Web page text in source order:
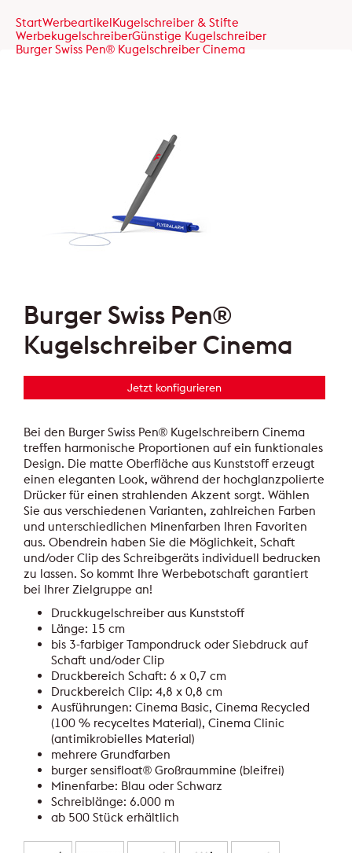
StartWerbeartikelKugelschreiber & Stifte
WerbekugelschreiberGünstige Kugelschreiber
Burger Swiss Pen® Kugelschreiber Cinema
Burger Swiss Pen®
Kugelschreiber Cinema
Jetzt konfigurieren
Bei den Burger Swiss Pen® Kugelschreibern Cinema
treffen harmonische Proportionen auf ein funktionales
Design. Die matte Oberfläche aus Kunststoff erzeugt
einen eleganten Look, während der hochglanzpolierte
Drücker für einen strahlenden Akzent sorgt. Wählen
Sie aus verschiedenen Varianten, zahlreichen Farben
und unterschiedlichen Minenfarben Ihren Favoriten
aus. Obendrein haben Sie die Möglichkeit, Schaft
und/oder Clip des Schreibgeräts individuell bedrucken
zu lassen. So kommt Ihre Werbebotschaft garantiert
bei Ihrer Zielgruppe an!
Druckkugelschreiber aus Kunststoff
Länge: 15 cm
bis 3-farbiger Tampondruck oder Siebdruck auf
Schaft und/oder Clip
Druckbereich Schaft: 6 x 0,7 cm
Druckbereich Clip: 4,8 x 0,8 cm
Ausführungen: Cinema Basic, Cinema Recycled
(100 % recyceltes Material), Cinema Clinic
(antimikrobielles Material)
mehrere Grundfarben
burger sensifloat® Großraummine (bleifrei)
Minenfarbe: Blau oder Schwarz
Schreiblänge: 6.000 m
ab 500 Stück erhältlich